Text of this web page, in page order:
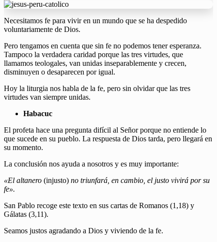
Necesitamos fe para vivir en un mundo que se ha despedido
voluntariamente de Dios.
Pero tengamos en cuenta que sin fe no podemos tener esperanza.
Tampoco la verdadera caridad porque las tres virtudes, que
llamamos teologales, van unidas inseparablemente y crecen,
disminuyen o desaparecen por igual.
Hoy la liturgia nos habla de la fe, pero sin olvidar que las tres
virtudes van siempre unidas.
Habacuc
El profeta hace una pregunta difícil al Señor porque no entiende lo
que sucede en su pueblo. La respuesta de Dios tarda, pero llegará en
su momento.
La conclusión nos ayuda a nosotros y es muy importante:
«El altanero (injusto) no triunfará, en cambio, el justo vivirá por su
fe».
San Pablo recoge este texto en sus cartas de Romanos (1,18) y
Gálatas (3,11).
Seamos justos agradando a Dios y viviendo de la fe.